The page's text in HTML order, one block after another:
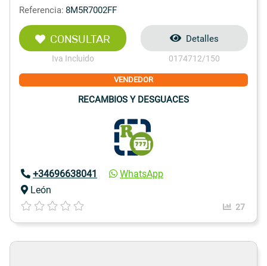
Referencia: 8M5R7002FF
CONSULTAR
Iva Incluido
Detalles
0174712/150
VENDEDOR
RECAMBIOS Y DESGUACES
+34696638041
WhatsApp
León
27